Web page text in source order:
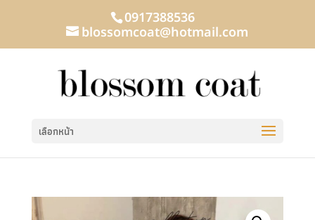
0917388536
blossomcoat@hotmail.com
เลือกหน้า